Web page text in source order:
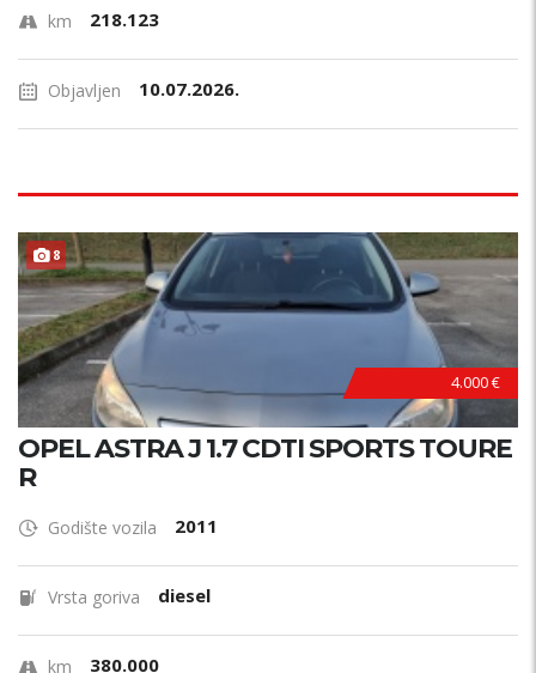
km 218.123
Objavljen 10.07.2026.
8
4.000 €
OPEL ASTRA J 1.7 CDTI SPORTS TOURE
R
Godište vozila 2011
Vrsta goriva diesel
km 380.000